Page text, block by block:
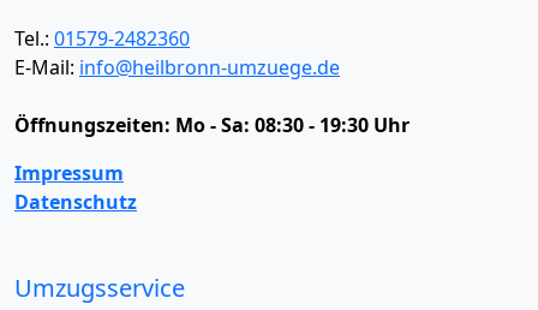
Tel.: 01579-2482360
E-Mail: info@heilbronn-umzuege.de
Öffnungszeiten: Mo - Sa: 08:30 - 19:30 Uhr
Impressum
Datenschutz
Umzugsservice